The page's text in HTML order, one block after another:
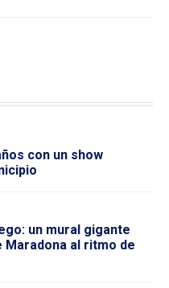
con un show
un mural gigante
al ritmo de